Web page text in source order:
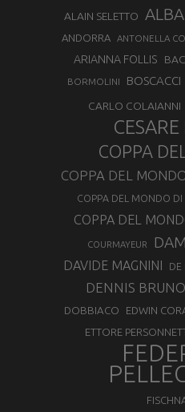
ALAIN SELETTO
ANDORRA ANTONELLA
ARIANNA FOLLIS
BORMOLINI BOSCACCI
CARLO COLAIANNI
COPPA
COPPA DEL
COPPA DEL MONDO DI
COPPA DEL
COURMAYEUR
DAVIDE MAGNINI DE
DENNIS
DOBBIACO EDWIN
ETTORE